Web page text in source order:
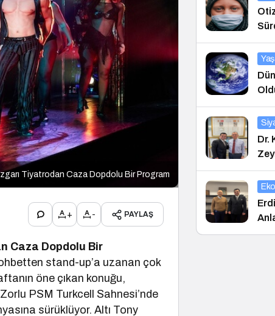
Tiyatrodan Caza Dopdolu Bir Program
+ - PAYLAŞ
Caza Dopdolu Bir
stand-up’a uzanan çok
öne çıkan konuğu,
PSM Turkcell Sahnesi’nde
sürüklüyor. Altı Tony
Dr.